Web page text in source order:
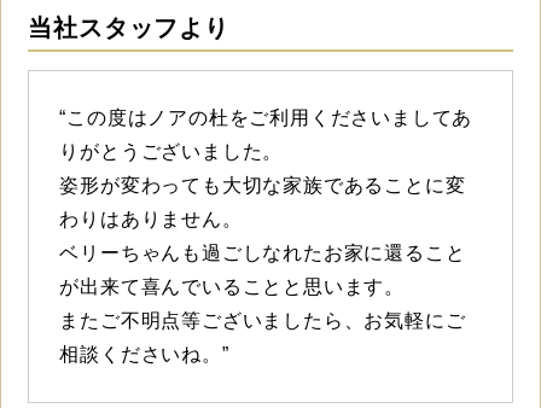
当社スタッフより
“この度はノアの杜をご利用くださいましてあ
りがとうございました。
姿形が変わっても大切な家族であることに変
わりはありません。
ベリーちゃんも過ごしなれたお家に還ること
が出来て喜んでいることと思います。
またご不明点等ございましたら、お気軽にご
相談くださいね。”